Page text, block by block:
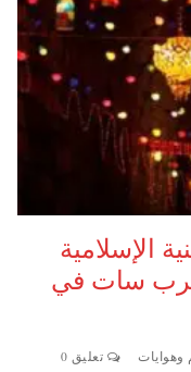
الإسلامية
وعرب سات في
وهوايات تعليق 0